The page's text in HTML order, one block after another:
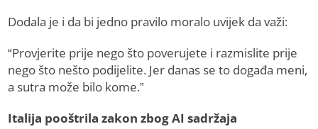
Dodala je i da bi jedno pravilo moralo uvijek da važi:
“Provjerite prije nego što poverujete i razmislite prije
nego što nešto podijelite. Jer danas se to događa meni,
a sutra može bilo kome.”
Italija pooštrila zakon zbog AI sadržaja